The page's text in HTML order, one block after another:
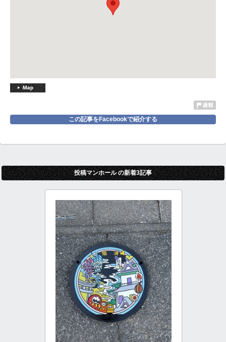
この記事をFacebookで紹介する
投稿マンホール の新着3記事